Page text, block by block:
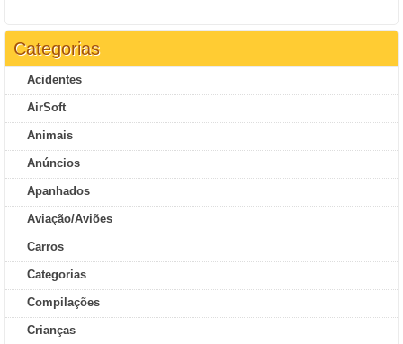
Categorias
Acidentes
AirSoft
Animais
Anúncios
Apanhados
Aviação/Aviões
Carros
Categorias
Compilações
Crianças